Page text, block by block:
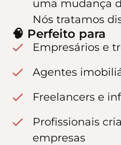
uma mudança
Nós tratamos
🧠 Perfeito para
Empresários e
Agentes
Freelancers e
Profissionais
empresas